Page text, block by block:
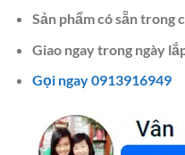
Sản phẩm có sẵn trong
Giao ngay trong ngày
Gọi ngay 0913916949